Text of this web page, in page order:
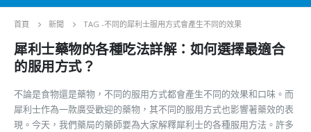
首頁 新聞 TAG -不同的犀利士服用方式會產生不同的效果
犀利士藥物的各種吃法詳解：如何選擇最適合
的服用方式？
不論是食物還是藥物，不同的服用方式都會產生不同的效果和口味。而
犀利士作為一款廣受歡迎的藥物，其不同的服用方式也影響著藥效的表
現。今天，我們藥局的藥師要為大家解釋犀利士的各種服用方法。許多